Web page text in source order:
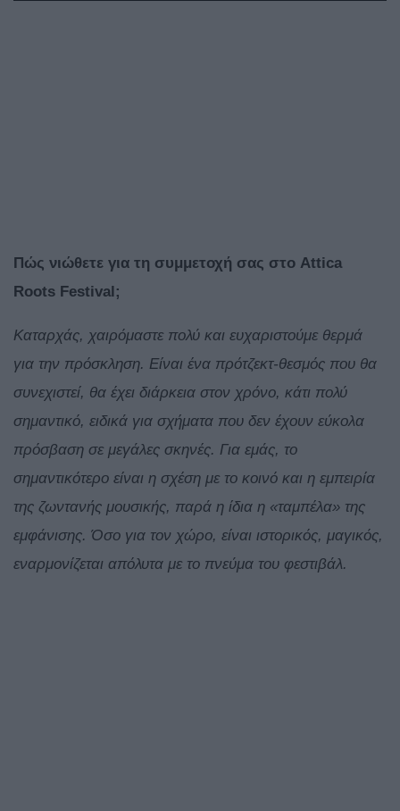
Πώς νιώθετε για τη συμμετοχή σας στο Attica
Roots Festival;
Καταρχάς, χαιρόμαστε πολύ και ευχαριστούμε θερμά
για την πρόσκληση. Είναι ένα πρότζεκτ-θεσμός που θα
συνεχιστεί, θα έχει διάρκεια στον χρόνο, κάτι πολύ
σημαντικό, ειδικά για σχήματα που δεν έχουν εύκολα
πρόσβαση σε μεγάλες σκηνές. Για εμάς, το
σημαντικότερο είναι η σχέση με το κοινό και η εμπειρία
της ζωντανής μουσικής, παρά η ίδια η «ταμπέλα» της
εμφάνισης. Όσο για τον χώρο, είναι ιστορικός, μαγικός,
εναρμονίζεται απόλυτα με το πνεύμα του φεστιβάλ.